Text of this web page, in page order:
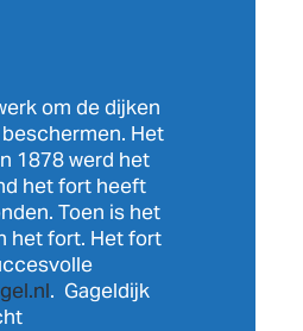
om de dijken
Het
1878 werd het
het fort heeft
Toen is het
het fort. Het fort
. Gageldijk